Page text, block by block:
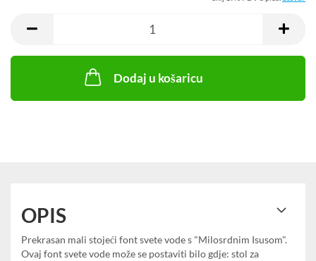
Dodaj u košaricu
OPIS
Prekrasan mali stojeći font svete vode s "Milosrdnim Isusom".
Ovaj font svete vode može se postaviti bilo gdje: stol za